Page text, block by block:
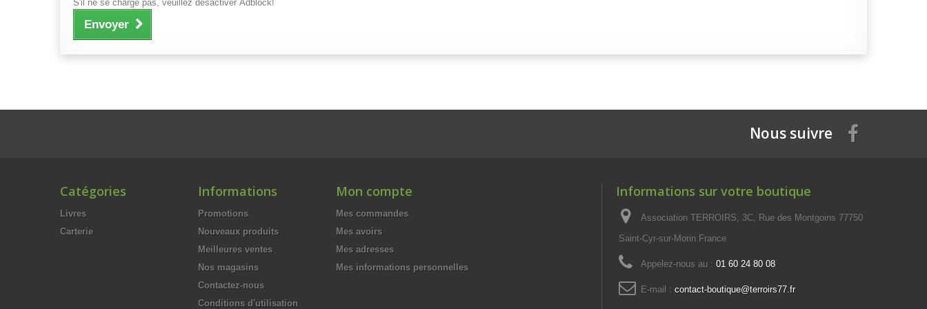
S'il ne se charge pas, veuillez désactiver Adblock!
Envoyer
Nous suivre
Catégories
Livres
Carterie
Informations
Promotions
Nouveaux produits
Meilleures ventes
Nos magasins
Contactez-nous
Conditions d'utilisation
Mon compte
Mes commandes
Mes avoirs
Mes adresses
Mes informations personnelles
Informations sur votre boutique
Association TERROIRS, 3C, Rue des Montgoins 77750
Saint-Cyr-sur-Morin France
Appelez-nous au : 01 60 24 80 08
E-mail : contact-boutique@terroirs77.fr